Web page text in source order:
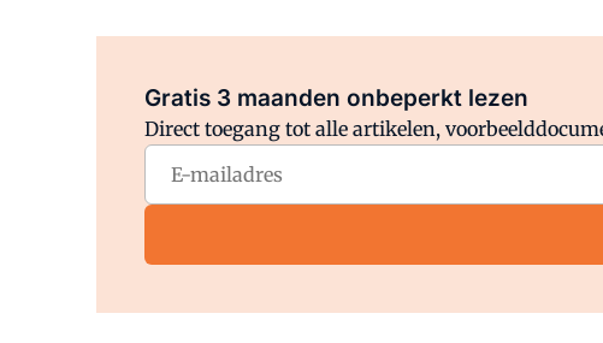
Gratis 3 maanden onbeperkt lezen
Direct toegang tot alle artikelen,